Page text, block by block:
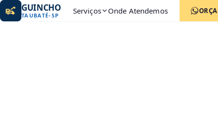
GUINCHO
TAUBATÉ-SP Serviços Onde Atendemos